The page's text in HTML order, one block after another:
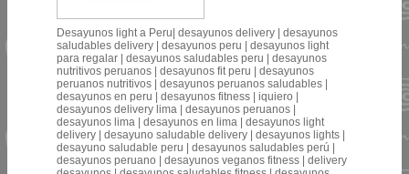
Desayunos light a Peru| desayunos delivery | desayunos
saludables delivery | desayunos peru | desayunos light
para regalar | desayunos saludables peru | desayunos
nutritivos peruanos | desayunos fit peru | desayunos
peruanos nutritivos | desayunos peruanos saludables |
desayunos en peru | desayunos fitness | iquiero |
desayunos delivery lima | desayunos peruanos |
desayunos lima | desayunos en lima | desayunos light
delivery | desayuno saludable delivery | desayunos lights |
desayuno saludable peru | desayunos saludables perú |
desayunos peruano | desayunos veganos fitness | delivery